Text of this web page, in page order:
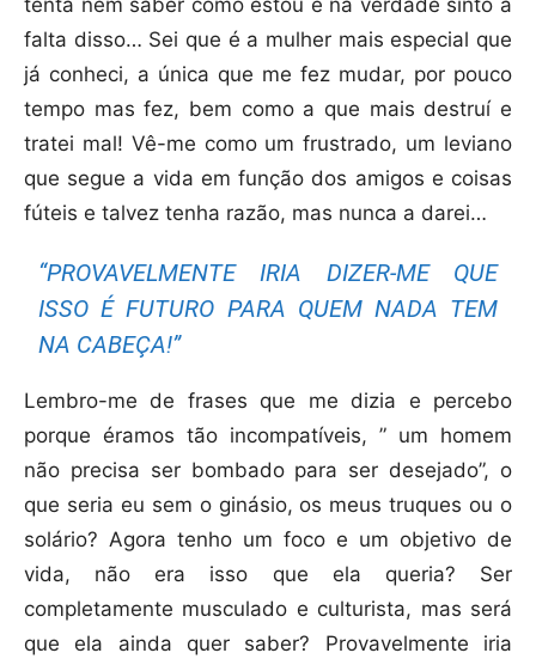
tenta nem saber como estou e na verdade sinto a
falta disso… Sei que é a mulher mais especial que
já conheci, a única que me fez mudar, por pouco
tempo mas fez, bem como a que mais destruí e
tratei mal! Vê-me como um frustrado, um leviano
que segue a vida em função dos amigos e coisas
fúteis e talvez tenha razão, mas nunca a darei…
“PROVAVELMENTE IRIA DIZER-ME QUE
ISSO É FUTURO PARA QUEM NADA TEM
NA CABEÇA!”
Lembro-me de frases que me dizia e percebo
porque éramos tão incompatíveis, ” um homem
não precisa ser bombado para ser desejado”, o
que seria eu sem o ginásio, os meus truques ou o
solário? Agora tenho um foco e um objetivo de
vida, não era isso que ela queria? Ser
completamente musculado e culturista, mas será
que ela ainda quer saber? Provavelmente iria